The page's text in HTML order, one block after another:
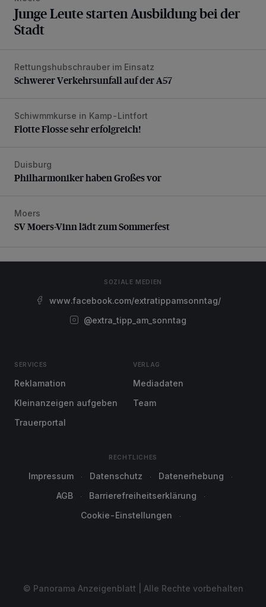
Junge Leute starten Ausbildung bei der
Stadt
Schwerer Verkehrsunfall auf der A57
Rettungshubschrauber im Einsatz
Schwerer Verkehrsunfall auf der A57
Flotte Flosse sehr erfolgreich!
Schiwmmkurse in Kamp-Lintfort
Flotte Flosse sehr erfolgreich!
Philharmoniker haben Großes vor
Duisburg
Philharmoniker haben Großes vor
SV Moers-Vinn lädt zum Sommerfest
Moers
SV Moers-Vinn lädt zum Sommerfest
SOZIALE MEDIEN
www.facebook.com/extratippamsonntag/
@extra_tipp_am_sonntag
SERVICES
Reklamation
Kleinanzeigen aufgeben
Trauerportal
VERLAG
Mediadaten
Team
RECHTLICHES
Impressum Datenschutz
Datenerhebung
AGB
Barrierefreiheitserklärung
Cookie-Einstellungen
© Panorama Anzeigenblatt | Alle Rechte vorbehalten